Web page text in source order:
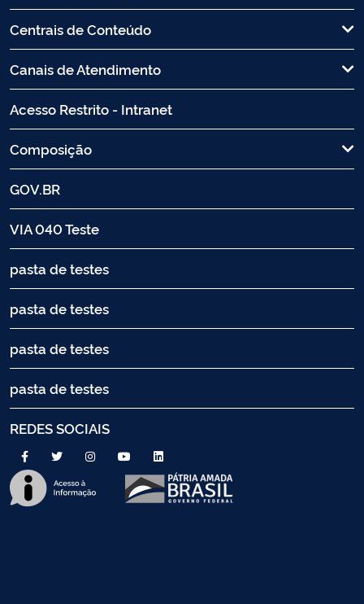
Centrais de Conteúdo
Canais de Atendimento
Acesso Restrito - Intranet
Composição
GOV.BR
VIA 040 Teste
pasta de testes
pasta de testes
pasta de testes
pasta de testes
REDES SOCIAIS